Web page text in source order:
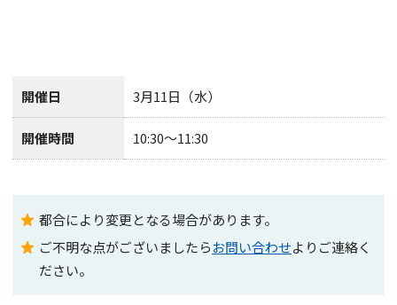
開催日 3月11日（水）
開催時間 10:30～11:30
都合により変更となる場合があります。
ご不明な点がございましたらお問い合わせよりご連絡く
ださい。